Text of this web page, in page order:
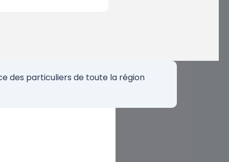
des particuliers de toute la région